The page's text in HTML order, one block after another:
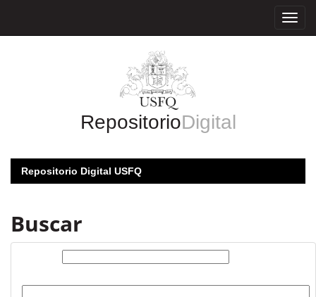
RepositorioDigital
Repositorio Digital USFQ
Buscar